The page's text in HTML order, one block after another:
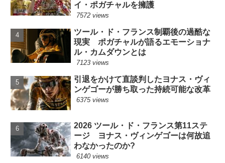
イ・ポガチャルを擁護
7572 views
ツール・ド・フランス制覇後の過酷な
現実 ポガチャルが語るエモーショナ
ル・カムダウンとは
7123 views
引退をかけて直談判したヨナス・ヴィ
ンゲゴーが勝ち取った持続可能な改革
6375 views
2026 ツール・ド・フランス第11ステ
ージ ヨナス・ヴィンゲゴーは何故追
わなかったのか?
6140 views